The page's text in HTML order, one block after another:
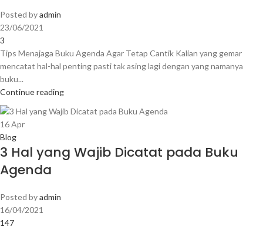
Posted byadmin
23/06/2021
3
Tips Menajaga Buku Agenda Agar Tetap Cantik Kalian yang gemar
mencatat hal-hal penting pasti tak asing lagi dengan yang namanya
buku...
Continue reading
16Apr
Blog
3 Hal yang Wajib Dicatat pada Buku
Agenda
Posted byadmin
16/04/2021
147